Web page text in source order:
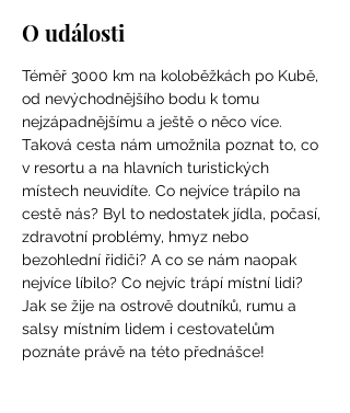
O události
Téměř 3000 km na koloběžkách po Kubě,
od nevýchodnějšího bodu k tomu
nejzápadnějšímu a ještě o něco více.
Taková cesta nám umožnila poznat to, co
v resortu a na hlavních turistických
místech neuvidíte. Co nejvíce trápilo na
cestě nás? Byl to nedostatek jídla, počasí,
zdravotní problémy, hmyz nebo
bezohlední řidiči? A co se nám naopak
nejvíce líbilo? Co nejvíc trápí místní lidi?
Jak se žije na ostrově doutníků, rumu a
salsy místním lidem i cestovatelům
poznáte právě na této přednášce!